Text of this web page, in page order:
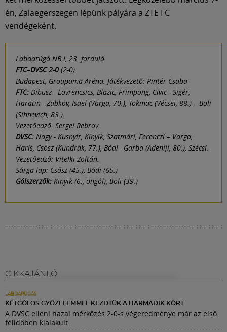
én, Zalaegerszegen lépünk pályára a ZTE FC
vendégeként.
Labdarúgó NB I, 23. forduló
FTC–DVSC 2-0 (2-0)
Budapest, Groupama Aréna. Játékvezető: Pintér Csaba
FTC: Dibusz - Lovrencsics, Blazic, Frimpong, Civic - Sigér,
Haratin - Zubkov, Isael (Varga, 70.), Tokmac (Vécsei, 88.) – Boli
(Sihnevich, 83.).
Vezetőedző: Sergei Rebrov.
DVSC: Nagy - Kusnyir, Kinyik, Szatmári, Ferenczi – Varga,
Haris, Csősz (Kundrák, 77.), Bódi –Garba (Adeniji, 80.), Szécsi.
Vezetőedző: Vitelki Zoltán.
Sárga lap: Csősz (45.), Bódi (65.)
Gólszerzők: Kinyik (6., öngól), Boli (39.)
CIKKAJÁNLÓ
LABDARÚGÁS
KÉTGÓLOS GYŐZELEMMEL KEZDTÜK A HARMADIK KÖRT
A DVSC elleni hazai mérkőzés 2-0-s végeredménye már az első
félidőben kialakult.